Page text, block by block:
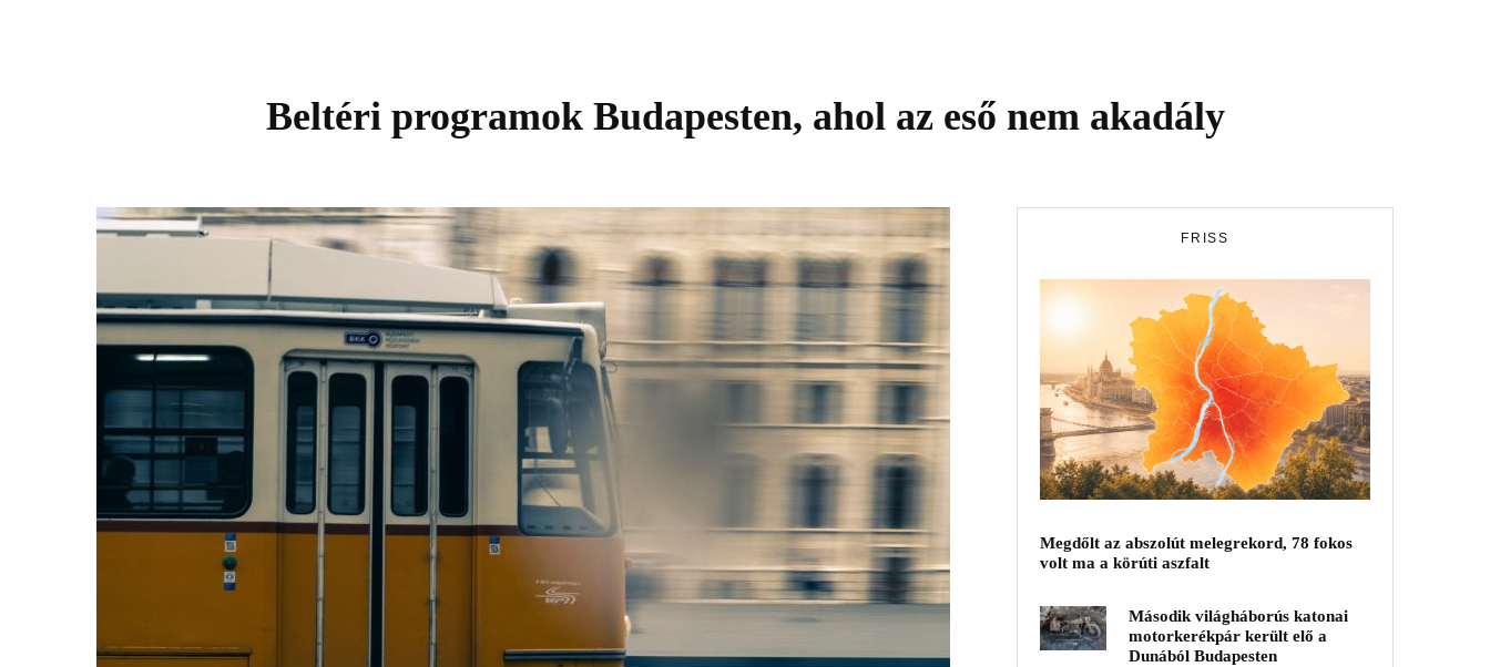
Beltéri programok Budapesten, ahol az eső nem akadály
FRISS
Megdőlt az abszolút melegrekord, 78 fokos
volt ma a körúti aszfalt
Második világháborús katonai
motorkerékpár került elő a
Dunából Budapesten